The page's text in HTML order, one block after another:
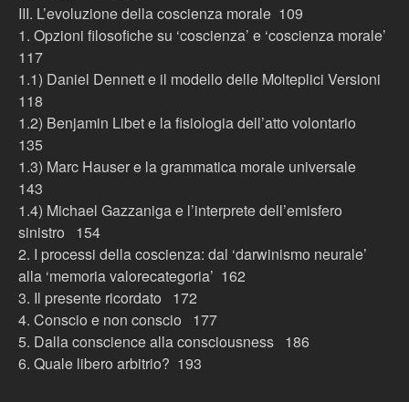
III. L’evoluzione della coscienza morale 109
1. Opzioni filosofiche su ‘coscienza’ e ‘coscienza morale’
117
1.1) Daniel Dennett e il modello delle Molteplici Versioni
118
1.2) Benjamin Libet e la fisiologia dell’atto volontario
135
1.3) Marc Hauser e la grammatica morale universale
143
1.4) Michael Gazzaniga e l’interprete dell’emisfero
sinistro 154
2. I processi della coscienza: dal ‘darwinismo neurale’
alla ‘memoria valorecategoria’ 162
3. Il presente ricordato 172
4. Conscio e non conscio 177
5. Dalla conscience alla consciousness 186
6. Quale libero arbitrio? 193